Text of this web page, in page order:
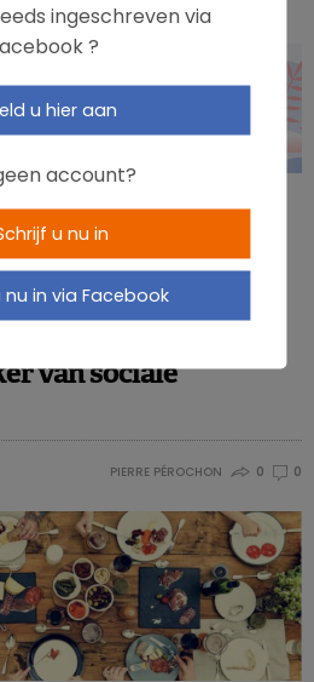
calorieën dan ‘s avonds?
van sociale
PIERRE PÉROCHON 0 0
ingeschreven via
?
u hier aan
account?
u nu in
nu in via Facebook